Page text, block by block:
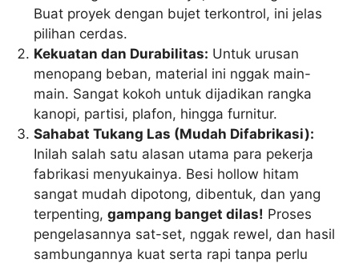
Buat proyek dengan bujet terkontrol, ini jelas
pilihan cerdas.
Kekuatan dan Durabilitas: Untuk urusan
menopang beban, material ini nggak main-
main. Sangat kokoh untuk dijadikan rangka
kanopi, partisi, plafon, hingga furnitur.
Sahabat Tukang Las (Mudah Difabrikasi):
Inilah salah satu alasan utama para pekerja
fabrikasi menyukainya. Besi hollow hitam
sangat mudah dipotong, dibentuk, dan yang
terpenting,gampang banget dilas! Proses
pengelasannya sat-set, nggak rewel, dan hasil
sambungannya kuat serta rapi tanpa perlu